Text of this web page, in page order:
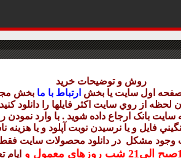
روش و توضيحات خريد
اول سايت يا بخش ارتباط با ما بخش
از روي سايت اکثر فايلها را دانلود
بانک ارجاع داده شويد . با وارد نمودن
فايل و يا نرسيدن نوبت آپلود و يا
مشکل در دانلود محصولات سايت
صبح الی21 شب روزهاي معمول و ايام